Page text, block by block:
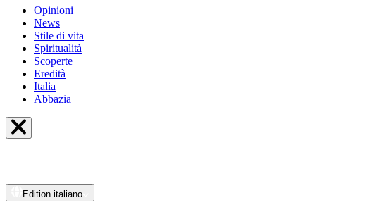
Opinioni
News
Stile di vita
Spiritualità
Scoperte
Eredità
Italia
Abbazia
Edition italiano